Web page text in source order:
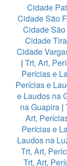
Cidade
Cidade São
Cidade
Cidade
Cidade
| Trt, Art,
Perícias e
Perícias e
e Laudos na
na Guapira|
Art,
Perícias e
Laudos na
Trt, Art,
Trt, Art,